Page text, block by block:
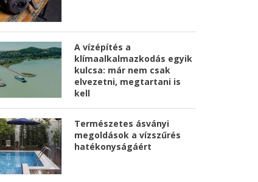
A vízépítés a
klímaalkalmazkodás egyik
kulcsa: már nem csak
elvezetni, megtartani is
kell
Természetes ásványi
megoldások a vízszűrés
hatékonyságáért